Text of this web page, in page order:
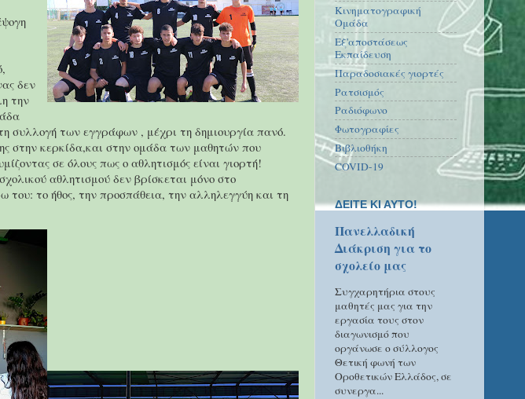
δεν
την
συλλογή των εγγράφων , μέχρι τη δημιουργία πανό.
στην κερκίδα,και στην ομάδα των μαθητών που
σε όλους πως ο αθλητισμός είναι γιορτή!
αθλητισμού δεν βρίσκεται μόνο στο
το ήθος, την προσπάθεια, την αλληλεγγύη και τη
Κινηματογραφική
Ομάδα
Εξ'αποστάσεως
Εκπαίδευση
Παραδοσιακές γιορτές
Ρατσισμός
Ραδιόφωνο
Φωτογραφίες
Βιβλιοθήκη
COVID-19
ΔΕΙΤΕ ΚΙ ΑΥΤΟ!
Πανελλαδική
Διάκριση για το
σχολείο μας
Συγχαρητήρια στους
μαθητές μας για την
εργασία τους στον
διαγωνισμό που
οργάνωσε ο σύλλογος
Θετική φωνή των
Οροθετικών Ελλάδος, σε
συνεργα...